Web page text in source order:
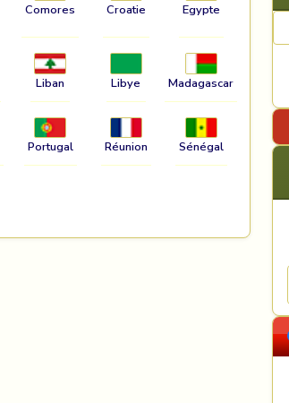
Comores Croatie Egypte
Liban Libye Madagascar
Portugal Réunion Sénégal